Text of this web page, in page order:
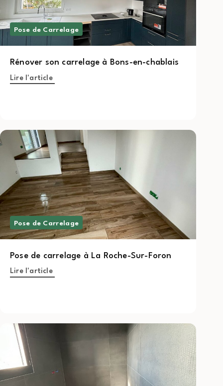
Pose de Carrelage
Rénover son carrelage à Bons-en-chablais
Lire l'article
Pose de Carrelage
Pose de carrelage à La Roche-Sur-Foron
Lire l'article